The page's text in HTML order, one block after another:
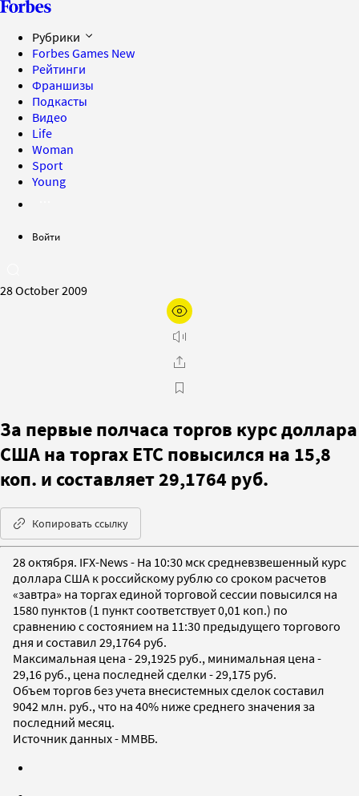
Рубрики
Forbes Games New
Рейтинги
Франшизы
Подкасты
Видео
Life
Woman
Sport
Young
Войти
28 October 2009
За первые полчаса торгов курс доллара
США на торгах ЕТС повысился на 15,8
коп. и составляет 29,1764 руб.
Копировать ссылку
28 октября. IFX-News - На 10:30 мск средневзвешенный курс
доллара США к российскому рублю со сроком расчетов
«завтра» на торгах единой торговой сессии повысился на
1580 пунктов (1 пункт соответствует 0,01 коп.) по
сравнению с состоянием на 11:30 предыдущего торгового
дня и составил 29,1764 руб.
Максимальная цена - 29,1925 руб., минимальная цена -
29,16 руб., цена последней сделки - 29,175 руб.
Объем торгов без учета внесистемных сделок составил
9042 млн. руб., что на 40% ниже среднего значения за
последний месяц.
Источник данных - ММВБ.